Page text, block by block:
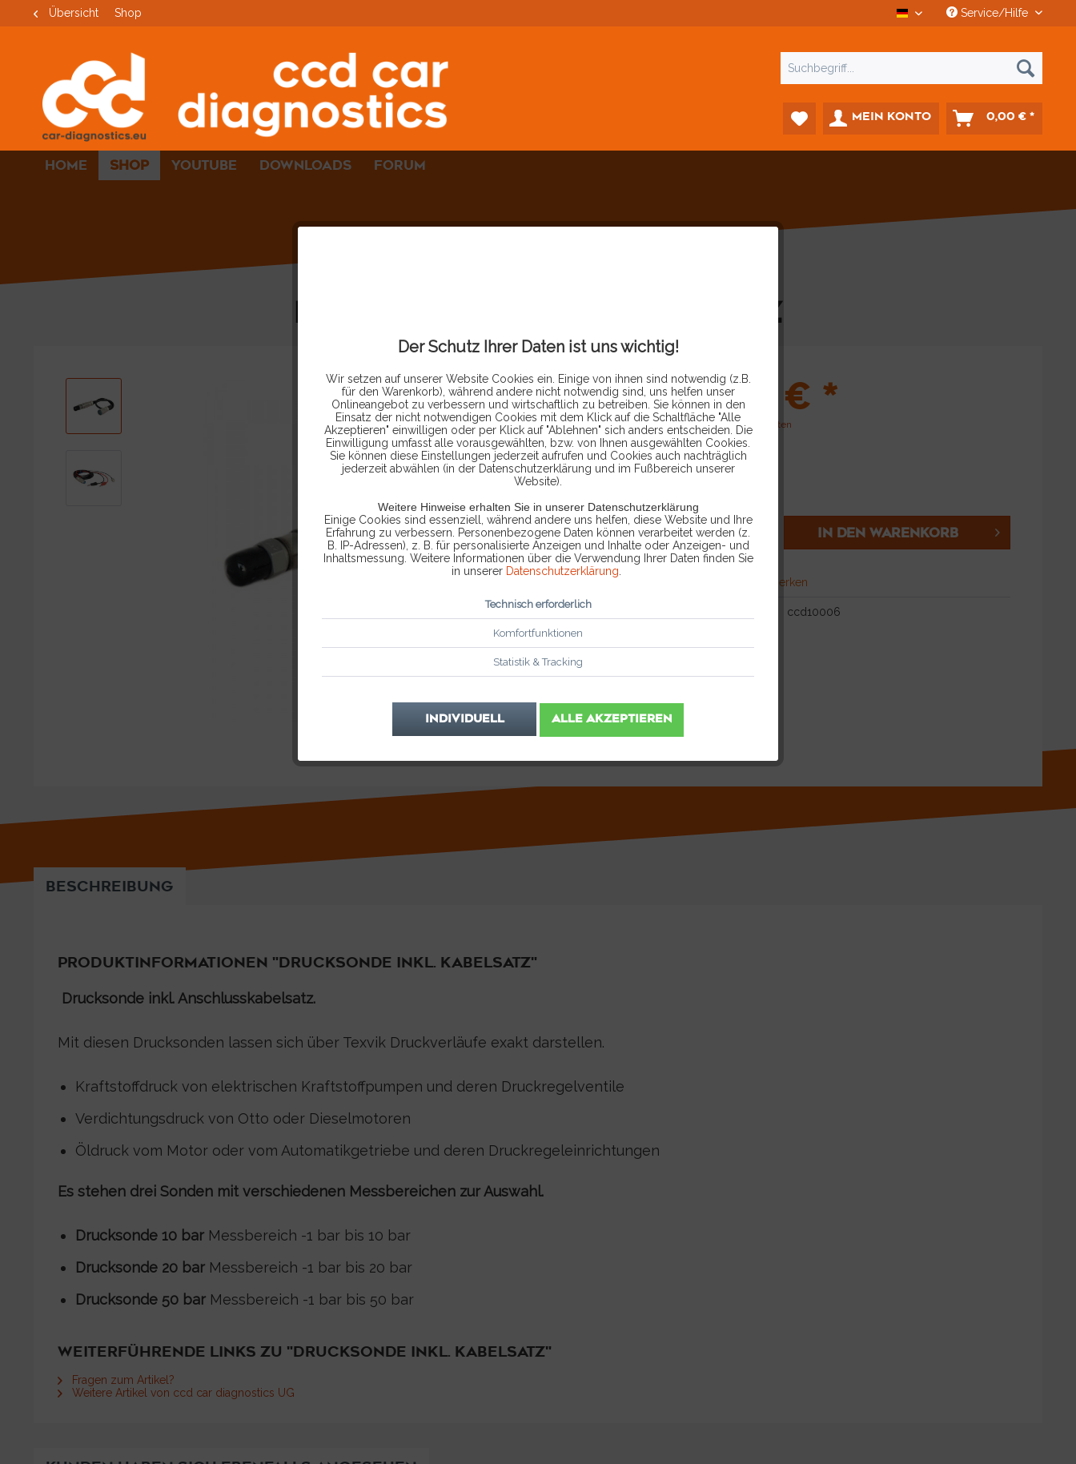
CCD Car-Diagnostics
Service/Hilfe
MEIN KONTO 0,00 € *
HOME SHOP YOUTUBE DOWNLOADS FORUM
Der Schutz Ihrer Daten ist uns wichtig!
Wir setzen auf unserer Website Cookies ein. Einige von ihnen sind notwendig (z.B.
für den Warenkorb), während andere nicht notwendig sind, uns helfen unser
Onlineangebot zu verbessern und wirtschaftlich zu betreiben. Sie können in den
Einsatz der nicht notwendigen Cookies mit dem Klick auf die Schaltfläche "Alle
Akzeptieren" einwilligen oder per Klick auf "Ablehnen" sich anders entscheiden. Die
Einwilligung umfasst alle vorausgewählten, bzw. von Ihnen ausgewählten Cookies.
Sie können diese Einstellungen jederzeit aufrufen und Cookies auch nachträglich
jederzeit abwählen (in der Datenschutzerklärung und im Fußbereich unserer
Website).
Weitere Hinweise erhalten Sie in unserer Datenschutzerklärung
Einige Cookies sind essenziell, während andere uns helfen, diese Website und Ihre
Erfahrung zu verbessern. Personenbezogene Daten können verarbeitet werden (z.
B. IP-Adressen), z. B. für personalisierte Anzeigen und Inhalte oder Anzeigen- und
Inhaltsmessung. Weitere Informationen über die Verwendung Ihrer Daten finden Sie
in unserer Datenschutzerklärung
Technisch erforderlich
Komfortfunktionen
Statistik & Tracking
INDIVIDUELL ALLE AKZEPTIEREN
Übersicht Shop
DRUCKSONDE KABELSATZ
341,65 € *
inkl. MwSt.zzgl. Versandkosten
IN DEN WARENKORB
Merken
ccd10006
BESCHREIBUNG
PRODUKTINFORMATIONEN "DRUCKSONDE INKL. KABELSATZ"
Drucksonde inkl. Anschlusskabelsatz.
Mit diesen Drucksonden lassen sich über Texvik Druckverläufe exakt darstellen.
Kraftstoffdruck von elektrischen Kraftstoffpumpen und deren Druckregelventile
Verdichtungsdruck von Otto oder Dieselmotoren
Öldruck vom Motor oder vom Automatikgetriebe und deren Druckregeleinrichtungen
Es stehen drei Sonden mit verschiedenen Messbereichen zur Auswahl.
Drucksonde 10 bar Messbereich -1 bar bis 10 bar
Drucksonde 20 bar Messbereich -1 bar bis 20 bar
Drucksonde 50 bar Messbereich -1 bar bis 50 bar
WEITERFÜHRENDE LINKS ZU "DRUCKSONDE INKL. KABELSATZ"
Fragen zum Artikel?
Weitere Artikel von ccd car diagnostics UG